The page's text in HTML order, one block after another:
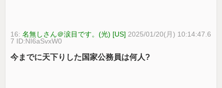
16:名無しさん＠涙目です。(光) [US] 2025/01/20(月) 10:14:47.6
7 ID:NI6aSvxW0
今までに天下りした国家公務員は何人?